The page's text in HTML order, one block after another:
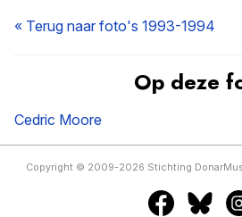
« Terug naar foto's 1993-1994
Op deze
Cedric Moore
Copyright © 2009-2026 Stichting